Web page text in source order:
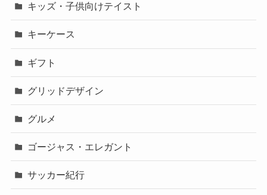
キッズ・子供向けテイスト
キーケース
ギフト
グリッドデザイン
グルメ
ゴージャス・エレガント
サッカー紀行